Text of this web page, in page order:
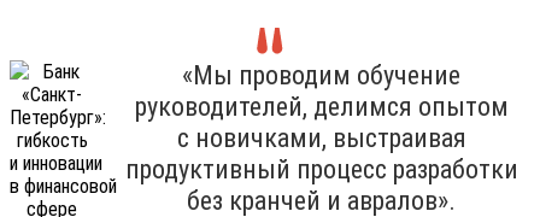
«Мы проводим обучение
руководителей, делимся опытом
с новичками, выстраивая
продуктивный процесс разработки
без кранчей и авралов».